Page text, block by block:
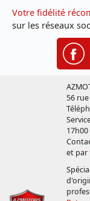
Votre fidélité
sur les réseaux
56
et par